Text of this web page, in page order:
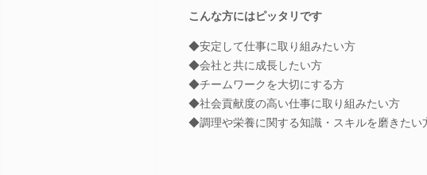
こんな方にはピッタリです
◆安定して仕事に取り組みたい方
◆会社と共に成長したい方
◆チームワークを大切にする方
◆社会貢献度の高い仕事に取り組みたい方
◆調理や栄養に関する知識・スキルを磨きたい